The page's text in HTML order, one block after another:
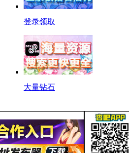
登录领取
大量钻石